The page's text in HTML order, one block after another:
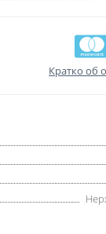
Кратко об